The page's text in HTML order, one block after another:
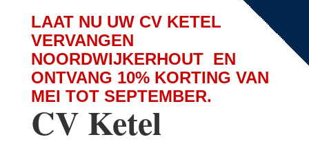
LAAT NU UW CV KETEL
VERVANGEN
NOORDWIJKERHOUT EN
ONTVANG 10% KORTING VAN
MEI TOT SEPTEMBER.
CV Ketel